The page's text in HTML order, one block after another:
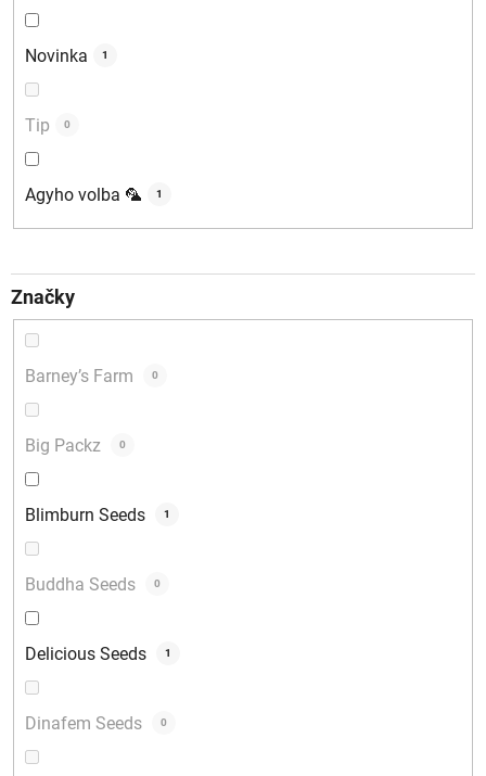
Novinka 1
Tip 0
Agyho volba 🦜 1
Značky
Barney’s Farm 0
Big Packz 0
Blimburn Seeds 1
Buddha Seeds 0
Delicious Seeds 1
Dinafem Seeds 0